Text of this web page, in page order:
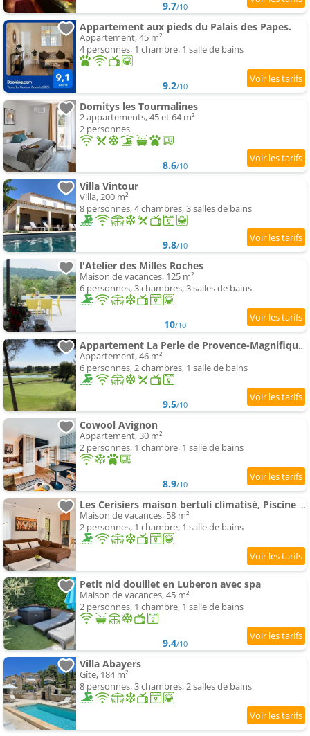
9.7/10
Appartement aux pieds du Palais des Papes.
Appartement, 45 m²
4 personnes, 1 chambre, 1 salle de bains
9.2/10
Domitys les Tourmalines
2 appartements, 45 et 64 m²
2 personnes
8.6/10
Villa Vintour
Villa, 200 m²
8 personnes, 4 chambres, 3 salles de bains
9.8/10
l'Atelier des Milles Roches
Maison de vacances, 125 m²
6 personnes, 3 chambres, 3 salles de bains
10/10
Appartement La Perle de Provence-Magnifique vue Clim Linge Golf Saumane 6P piscine Tennis
Appartement, 46 m²
6 personnes, 2 chambres, 1 salle de bains
9.5/10
Cowool Avignon
Appartement, 30 m²
2 personnes, 1 chambre, 1 salle de bains
8.9/10
Les Cerisiers maison bertuli climatisé, Piscine chauffée, lit King size, classé 5 étoiles
Maison de vacances, 58 m²
2 personnes, 1 chambre, 1 salle de bains
Petit nid douillet en Luberon avec spa
Maison de vacances, 45 m²
2 personnes, 1 chambre, 1 salle de bains
9.4/10
Villa Abayers
Gîte, 184 m²
8 personnes, 3 chambres, 2 salles de bains